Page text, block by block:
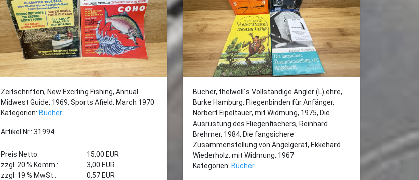
Zeitschriften, New Exciting Fishing, Annual
Midwest Guide, 1969, Sports Afield, March 1970
Kategorien: Bücher
Artikel Nr.: 31994
Preis Netto:
15,00 EUR
zzgl. 20 % Komm.:
3,00 EUR
zzgl. 19 % MwSt.:
0,57 EUR
Bücher, thelwell´s Vollständige Angler (L) ehre,
Burke Hamburg, Fliegenbinden für Anfänger,
Norbert Eipeltauer, mit Widmung, 1975, Die
Ausrüstung des Fliegenfischers, Reinhard
Brehmer, 1984, Die fangsichere
Zusammenstellung von Angelgerät, Ekkehard
Wiederholz, mit Widmung, 1967
Kategorien: Bücher